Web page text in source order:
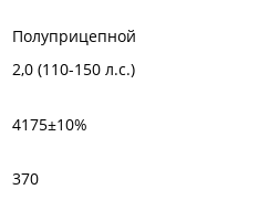
Полуприцепной
2,0 (110-150 л.с.)
4175±10%
370